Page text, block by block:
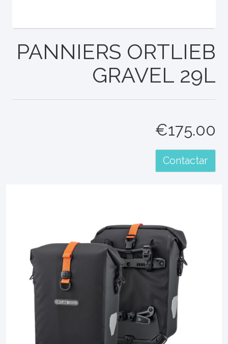
PANNIERS ORTLIEB
GRAVEL 29L
€175.00
Contactar